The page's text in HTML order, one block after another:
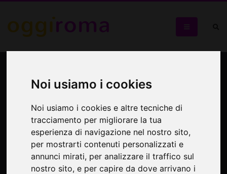
Noi usiamo i cookies
Noi usiamo i cookies e altre tecniche di
tracciamento per migliorare la tua
esperienza di navigazione nel nostro sito,
per mostrarti contenuti personalizzati e
annunci mirati, per analizzare il traffico sul
nostro sito, e per capire da dove arrivano i
Il Palazzo del Quirinale -
visita guidata
Palazzo del Quirinale